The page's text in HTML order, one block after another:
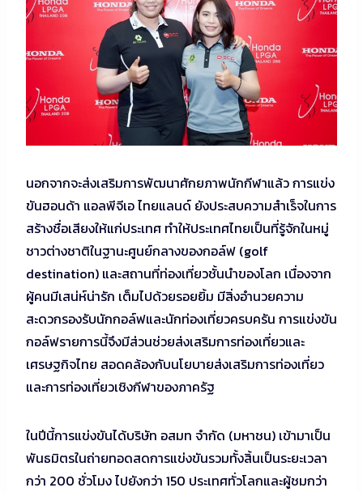
นอกจากจะส่งเสริมการพัฒนาศักยภาพนักกีฬาแล้ว การแข่ง
ขันฮอนด้า แอลพีจีเอ ไทยแลนด์ ยังประสบความสำเร็จในการ
สร้างชื่อเสียงให้แก่ประเทศ ทำให้ประเทศไทยเป็นที่รู้จักในหมู่
ชาวต่างชาติในฐานะศูนย์กลางของกอล์ฟ (golf
destination) และสถานที่ท่องเที่ยวชั้นนำของโลก เนื่องจาก
ผู้คนมีเสน่ห์น่ารัก เต็มไปด้วยรอยยิ้ม มีสิ่งอำนวยความ
สะดวกรองรับนักกอล์ฟและนักท่องเที่ยวครบครัน การแข่งขัน
กอล์ฟรายการนี้จึงมีส่วนช่วยส่งเสริมการท่องเที่ยวและ
เศรษฐกิจไทย สอดคล้องกับนโยบายส่งเสริมการท่องเที่ยว
และการท่องเที่ยวเชิงกีฬาของภาครัฐ
ในปีนี้การแข่งขันได้บริษัท อสมท จำกัด (มหาชน) เข้ามาเป็น
พันธมิตรในถ่ายทอดสดการแข่งขันรวมทั้งสิ้นเป็นระยะเวลา
กว่า 200 ชั่วโมง ไปยังกว่า 150 ประเทศทั่วโลกและผู้ชมกว่า